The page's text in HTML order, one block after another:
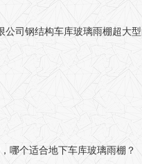
公司 钢结构车库玻璃雨棚超大
哪个适合地下车库玻璃雨棚？